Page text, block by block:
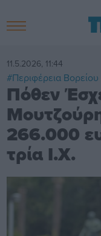
11.5.2026, 11:44
#Περιφέρεια Βορείου
Πόθεν
266.000
τρία Ι.Χ.